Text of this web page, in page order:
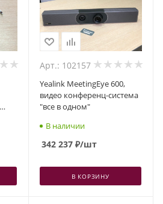
Арт.: 102157
Yealink MeetingEye 600,
видео конференц-система
"все в одном"
В наличии
342 237₽/шт
В КОРЗИНУ